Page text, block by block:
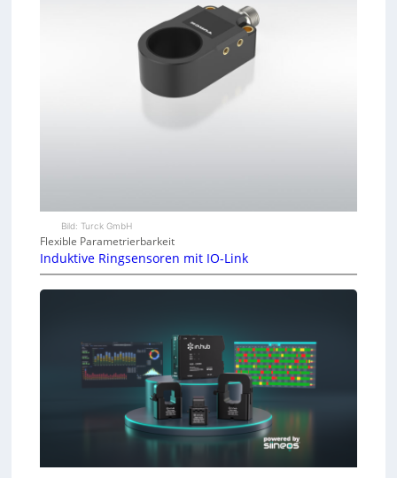
Bild: Turck GmbH
Flexible Parametrierbarkeit
Induktive Ringsensoren mit IO-Link